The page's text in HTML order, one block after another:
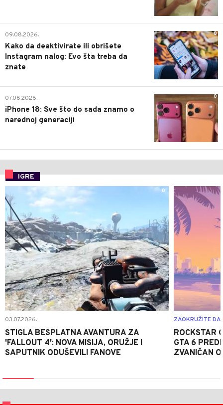
0
09.08.2026.
Kako da deaktivirate ili obrišete
Instagram nalog: Evo šta treba da
znate
0
07.08.2026.
iPhone 18: Sve što do sada znamo o
narednoj generaciji
IGRE
0
03.07.2026.
STIGLA BESPLATNA AVANTURA ZA
'FALLOUT 4': NOVA MISIJA, ORUŽJE I
SAPUTNIK ODUŠEVILI FANOVE
ZAOKRUŽITE
ROCKSTAR
GTA 6
ZVANIČAN